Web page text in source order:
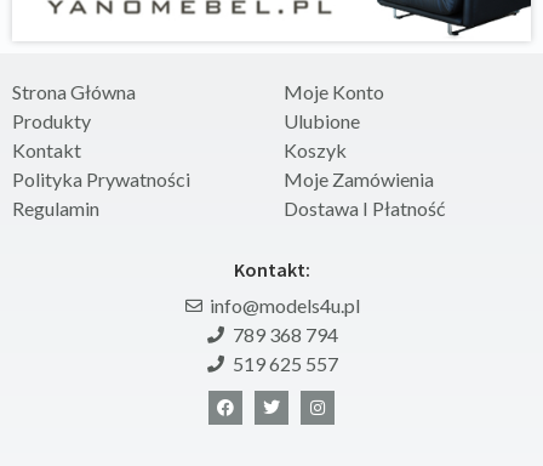
Strona Główna
Produkty
Kontakt
Polityka Prywatności
Regulamin
Moje Konto
Ulubione
Koszyk
Moje Zamówienia
Dostawa I Płatność
Kontakt:
info@models4u.pl
789 368 794
519 625 557